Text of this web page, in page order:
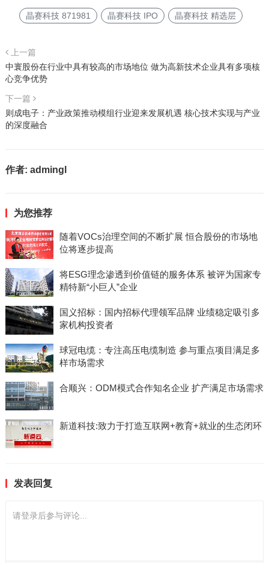
晶赛科技 871981 晶赛科技 IPO 晶赛科技 精选层
上一篇
中寰股份在行业中具有较高的市场地位 做为高新技术企业具有多项核
心竞争优势
下一篇
则成电子：产业政策推动模组行业迎来发展机遇 核心技术实现与产业
的深度融合
作者: admingl
为您推荐
随着VOCs治理空间的不断扩展 恒合股份的市场地
位将逐步提高
将ESG理念渗透到价值链的服务体系 被评为国家专
精特新“小巨人”企业
国义招标：国内招标代理领军品牌 业绩稳定吸引多
家机构投资者
球冠电缆：专注高压电缆制造 参与重点项目满足多
样市场需求
合顺兴：ODM模式合作知名企业 扩产满足市场需求
新道科技:致力于打造互联网+教育+就业的生态闭环
发表回复
请登录后参与评论...